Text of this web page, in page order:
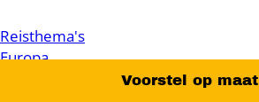
Voorstel op maat
Reisthema's
Europa